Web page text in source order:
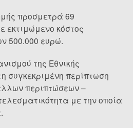
προσμετρά 69
εκτιμώμενο κόστος
500.000 ευρώ.
της Εθνικής
συγκεκριμένη περίπτωση
περιπτώσεων –
με την οποία